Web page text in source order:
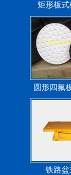
矩形板
圆形四氟
铁路